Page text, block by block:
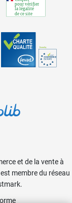
et de la vente à
membre du réseau